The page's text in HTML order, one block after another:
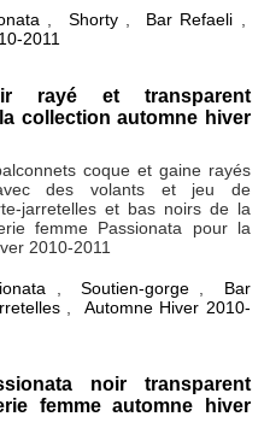
Shorty, Bar Refaeli
2011
rayé et transparent
collection automne hiver
coque et gaine rayés
des volants et jeu de
jarretelles et bas noirs de la
femme Passionata pour la
2010-2011
,Soutien-gorge
Bar
, Automne Hiver 2010-
noir transparent
femme automne hiver